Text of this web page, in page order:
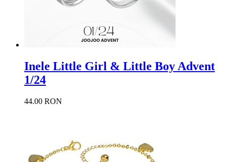
Inele Little Girl & Little Boy Advent
1/24
44.00 RON